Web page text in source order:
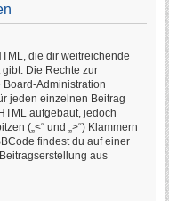
die dir weitreichende
Die Rechte zur
Administration
jeden einzelnen Beitrag
aufgebaut, jedoch
(„<“ und „>“) Klammern
findest du auf einer
aus